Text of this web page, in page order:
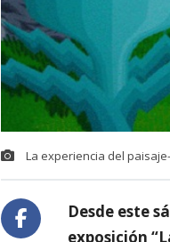
La experiencia del
Desde este
exposición